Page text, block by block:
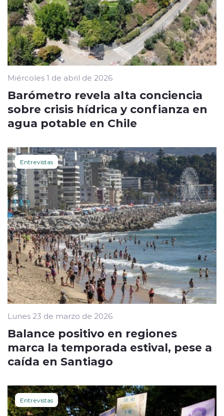
Miércoles 1 de abril de 2026
Barómetro revela alta conciencia
sobre crisis hídrica y confianza en
agua potable en Chile
Entrevistas
Lunes 23 de marzo de 2026
Balance positivo en regiones
marca la temporada estival, pese a
caída en Santiago
Entrevistas